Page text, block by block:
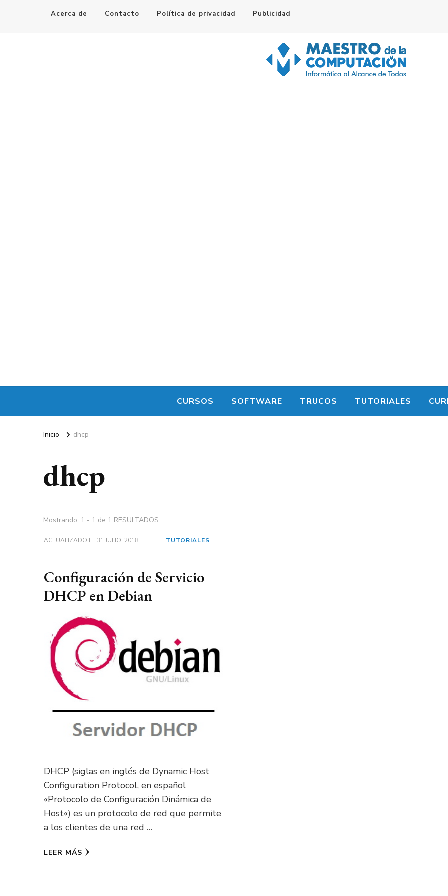
Acerca de Contacto Política de privacidad Publicidad
CURSOS SOFTWARE TRUCOS TUTORIALES
Inicio dhcp
dhcp
Mostrando: 1 - 1 de 1 RESULTADOS
ACTUALIZADO EL31 JULIO, 2018 TUTORIALES
Configuración de Servicio
DHCP en Debian
DHCP (siglas en inglés de Dynamic Host
Configuration Protocol, en español
«Protocolo de Configuración Dinámica de
Host«) es un protocolo de red que permite
a los clientes de una red …
LEER MÁS